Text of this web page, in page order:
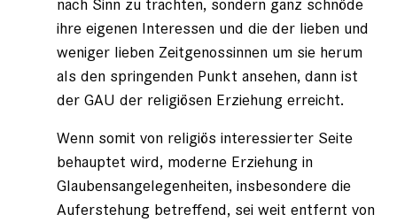
ihre eigenen Interessen und die der lieben und
weniger lieben Zeitgenossinnen um sie herum
als den springenden Punkt ansehen, dann ist
der GAU der religiösen Erziehung erreicht.
Wenn somit von religiös interessierter Seite
behauptet wird, moderne Erziehung in
Glaubensangelegenheiten, insbesondere die
Auferstehung betreffend, sei weit entfernt von